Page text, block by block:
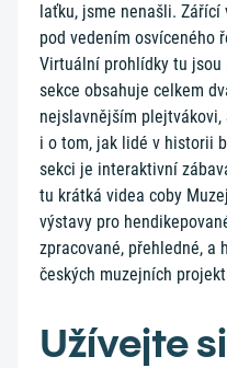
laťku, jsme nenašli.
pod vedením osvíceného
Virtuální prohlídky tu
sekce obsahuje celkem
nejslavnějším plejtvákovi,
i o tom, jak lidé v historii
sekci je interaktivní
tu krátká videa coby
výstavy pro
zpracované, přehledné, a
českých muzejních
Užívejte